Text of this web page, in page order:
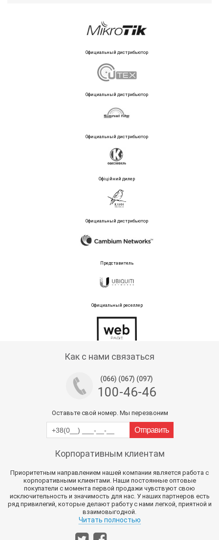
Официальный дистрибьютор
Официальный дистрибьютор
Официальный дистрибьютор
Офіційний дилер
Официальный дистрибьютор
Представитель
Официальный реселлер
Как с нами связаться
(066) (067) (097)
100-46-46
Оставьте свой номер. Мы перезвоним
Корпоративным клиентам
Приоритетным направлением нашей компании является работа с
корпоративными клиентами. Наши постоянные оптовые
покупатели с момента первой продажи чувствуют свою
исключительность и значимость для нас. У наших партнеров есть
ряд привилегий, которые делают работу с нами легкой, приятной и
взаимовыгодной.
Читать полностью